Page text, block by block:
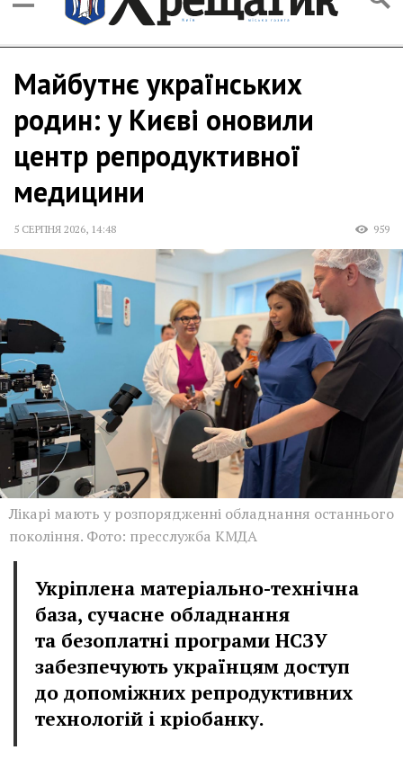
Майбутнє українських
родин: у Києві оновили
центр репродуктивної
медицини
5 СЕРПНЯ 2026, 14:48 959
Лікарі мають у розпорядженні обладнання останнього
покоління. Фото: пресслужба КМДА
Укріплена матеріально-технічна
база, сучасне обладнання
та безоплатні програми НСЗУ
забезпечують українцям доступ
до допоміжних репродуктивних
технологій і кріобанку.